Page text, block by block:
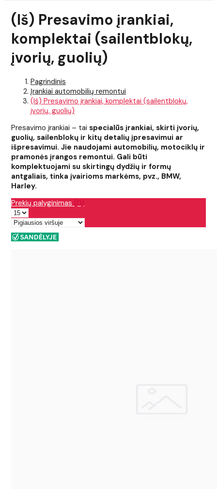
(Iš) Presavimo įrankiai,
komplektai (sailentblokų,
įvorių, guolių)
Pagrindinis
Įrankiai automobilių remontui
(Iš) Presavimo įrankiai, komplektai (sailentblokų,
įvorių, guolių)
Presavimo įrankiai – tai specialūs įrankiai, skirti įvorių,
guolių, sailenblokų ir kitų detalių įpresavimui ar
išpresavimui. Jie naudojami automobilių, motociklų ir
pramonės įrangos remontui. Gali būti
komplektuojami su skirtingų dydžių ir formų
antgaliais, tinka įvairioms markėms, pvz., BMW,
Harley.
Prekių palyginimas (0)